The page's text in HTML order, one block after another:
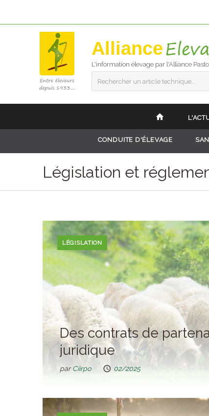
Alliance
L'information élevage par l'Alliance
Rechercher un article technique...
CONDUITE D'ÉLEVAGE
Législation et
LÉGISLATION
Des contrats de
juridique
parCiirpo 02/2025